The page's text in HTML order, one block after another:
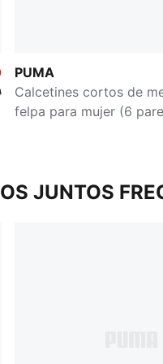
PUMA
Calcetines cortos de
felpa para mujer (6
JUNTOS